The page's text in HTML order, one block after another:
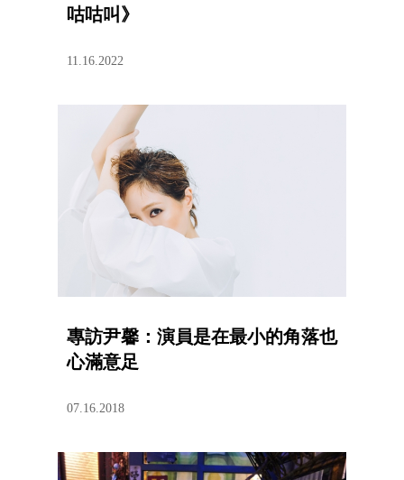
咕咕叫》
11.16.2022
專訪尹馨：演員是在最小的角落也
心滿意足
07.16.2018